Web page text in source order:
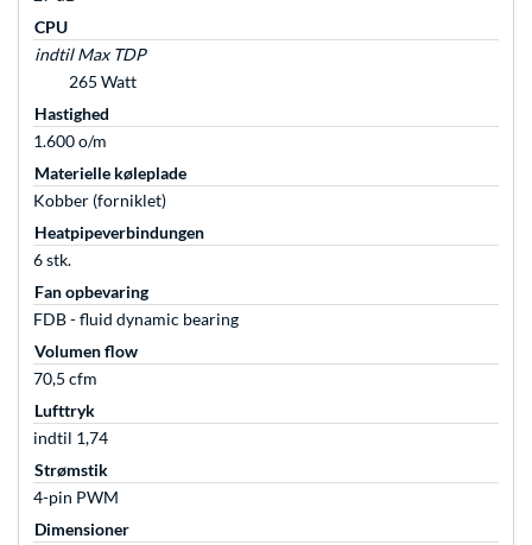
CPU
indtil Max TDP
265 Watt
Hastighed
1.600 o/m
Materielle køleplade
Kobber (forniklet)
Heatpipeverbindungen
6 stk.
Fan opbevaring
FDB - fluid dynamic bearing
Volumen flow
70,5 cfm
Lufttryk
indtil 1,74
Strømstik
4-pin PWM
Dimensioner